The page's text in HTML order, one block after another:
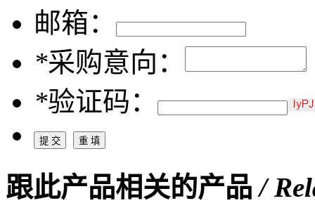
邮箱：
*采购意向：
*验证码：
跟此产品相关的产品/